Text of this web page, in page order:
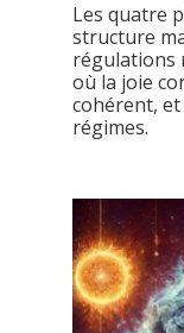
Les quatre
structure
régulations
où la joie
cohérent,
régimes.